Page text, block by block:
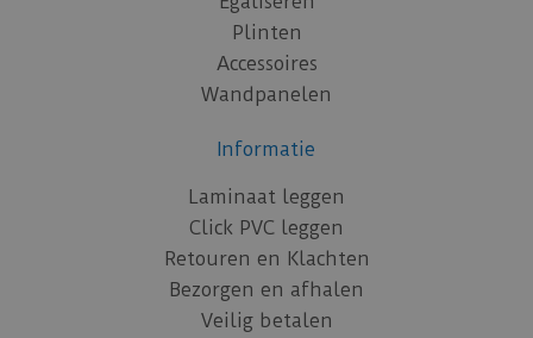
Plinten
Accessoires
Wandpanelen
Informatie
Laminaat leggen
Click PVC leggen
Retouren en Klachten
Bezorgen en afhalen
Veilig betalen